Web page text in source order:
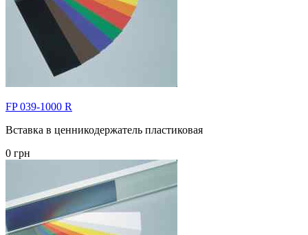
FP 039-1000 R
Вставка в ценникодержатель пластиковая
0 грн